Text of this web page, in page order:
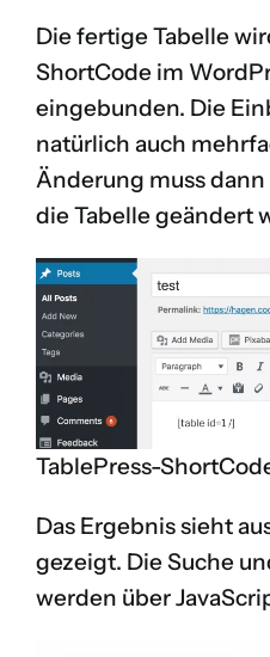
Die fertige Tabelle
ShortCode im
eingebunden. Die
natürlich auch
Änderung muss
die Tabelle geändert
TablePress-
Das Ergebnis sieht
gezeigt. Die Suche
werden über